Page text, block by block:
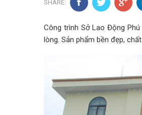
SHARE:
Công trình Sở Lao Động
lòng. Sản phẩm bền đẹp,